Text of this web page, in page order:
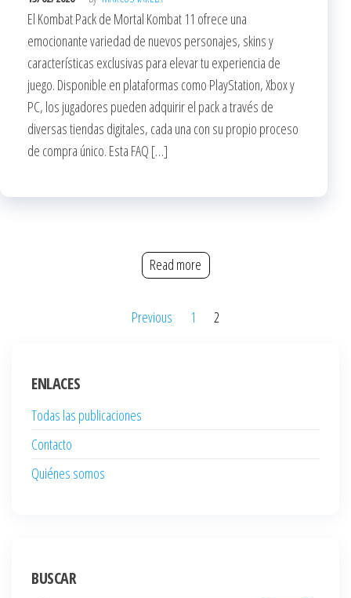
El Kombat Pack de Mortal Kombat 11 ofrece una
emocionante variedad de nuevos personajes, skins y
características exclusivas para elevar tu experiencia de
juego. Disponible en plataformas como PlayStation, Xbox y
PC, los jugadores pueden adquirir el pack a través de
diversas tiendas digitales, cada una con su propio proceso
de compra único. Esta FAQ […]
Read more
Previous 1 2
ENLACES
Todas las publicaciones
Contacto
Quiénes somos
BUSCAR